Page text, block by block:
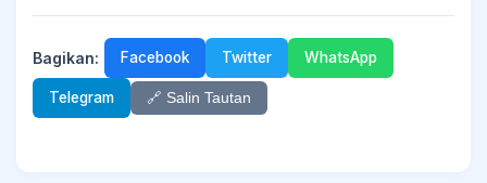
Bagikan: Facebook Twitter WhatsApp
Telegram 🔗 Salin Tautan